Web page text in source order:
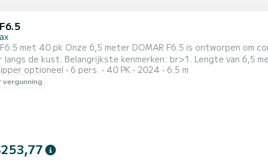
F6.5 is ontworpen om comfort, veiligheid en plezier te bieden tijdens uw zee-
br>1. Lengte van 6,5 meter, geschikt voor een groep van maximaal 6 personen
langs de kust. 2. Voor een verfrissende straal zoet water na een duik in het prachtige water van
optioneel 6 pers. 40 PK 2024 6.5 m
vergunning